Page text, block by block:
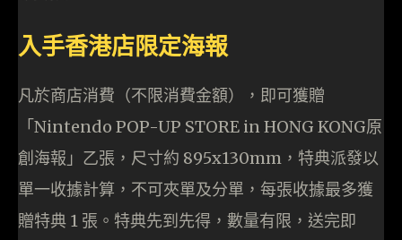
入手香港店限定海報
凡於商店消費（不限消費金額），即可獲贈
「Nintendo POP-UP STORE in HONG KONG原
創海報」乙張，尺寸約 895x130mm，特典派發以
單一收據計算，不可夾單及分單，每張收據最多獲
贈特典 1 張。特典先到先得，數量有限，送完即